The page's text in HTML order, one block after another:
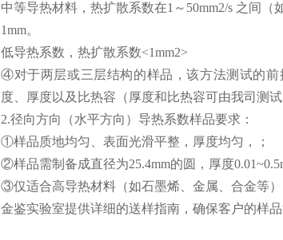
中等导热材料，热扩散系数在1～50mm2/s 之间
1mm。
低导热系数，热扩散系数<1mm2>
④对于两层或三层结构的样品，该方法测试的
度、厚度以及比热容（厚度和比热容可由我司测
2.径向方向（水平方向）导热系数样品要求：
①样品质地均匀、表面光滑平整，厚度均匀，；
②样品需制备成直径为25.4mm的圆，厚度
③仅适合高导热材料（如石墨烯、金属、合金等）
金鉴实验室提供详细的送样指南，确保客户的样品